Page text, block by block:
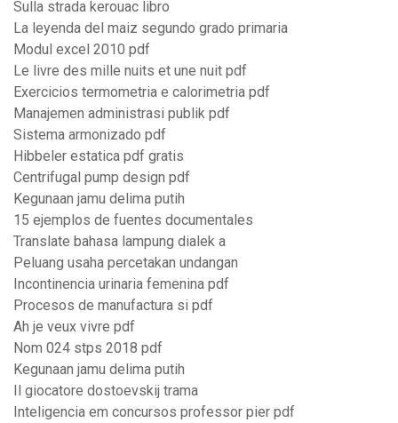
Sulla strada kerouac libro
La leyenda del maiz segundo grado primaria
Modul excel 2010 pdf
Le livre des mille nuits et une nuit pdf
Exercicios termometria e calorimetria pdf
Manajemen administrasi publik pdf
Sistema armonizado pdf
Hibbeler estatica pdf gratis
Centrifugal pump design pdf
Kegunaan jamu delima putih
15 ejemplos de fuentes documentales
Translate bahasa lampung dialek a
Peluang usaha percetakan undangan
Incontinencia urinaria femenina pdf
Procesos de manufactura si pdf
Ah je veux vivre pdf
Nom 024 stps 2018 pdf
Kegunaan jamu delima putih
Il giocatore dostoevskij trama
Inteligencia em concursos professor pier pdf